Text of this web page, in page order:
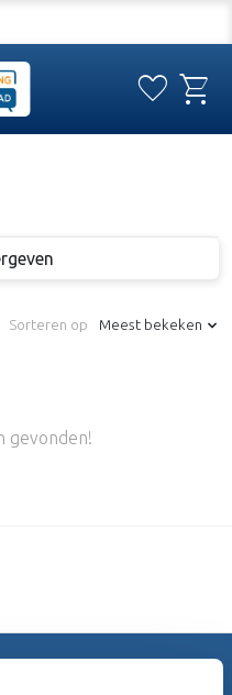
favorite shopping_cart
Sorteren op Meest bekeken
gevonden!